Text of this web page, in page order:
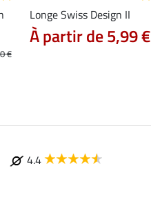
€
Longe Swiss Design II
À partir de 5,99 €
4.4